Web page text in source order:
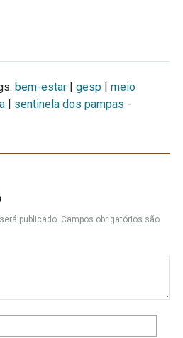
bem-estar | gesp | meio
| sentinela dos pampas -
publicado. Campos obrigatórios são